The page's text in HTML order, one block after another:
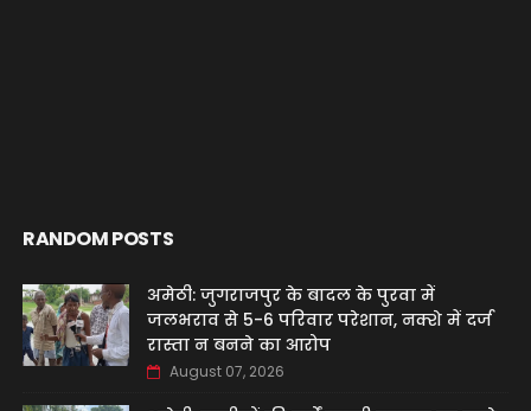
RANDOM POSTS
अमेठी: जुगराजपुर के बादल के पुरवा में
जलभराव से 5-6 परिवार परेशान, नक्शे में दर्ज
रास्ता न बनने का आरोप
August 07, 2026